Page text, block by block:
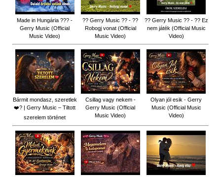
Made in Hungária ??? -
Gerry Music (Official
Music Video)
?? Gerry Music ?? - ??
Robogj vonat (Official
Music Video)
?? Gerry Music ?? - ?? Ez
nem játék (Official Music
Video)
Bármit mondasz, szeretlek
❤️‍? | Gerry Music – Tiltott
szerelem történet
Csillag vagy nekem -
Gerry Music (Official
Music Video)
Olyan jól esik - Gerry
Music (Official Music
Video)